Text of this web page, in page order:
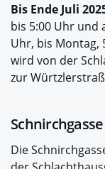
Bis Ende Juli
bis 5:00 Uhr und
Uhr, bis Montag,
wird von der
zur
Schnirchgasse
Die